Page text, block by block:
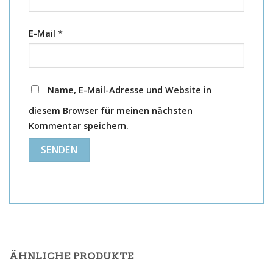
E-Mail *
Name, E-Mail-Adresse und Website in
diesem Browser für meinen nächsten
Kommentar speichern.
ÄHNLICHE PRODUKTE